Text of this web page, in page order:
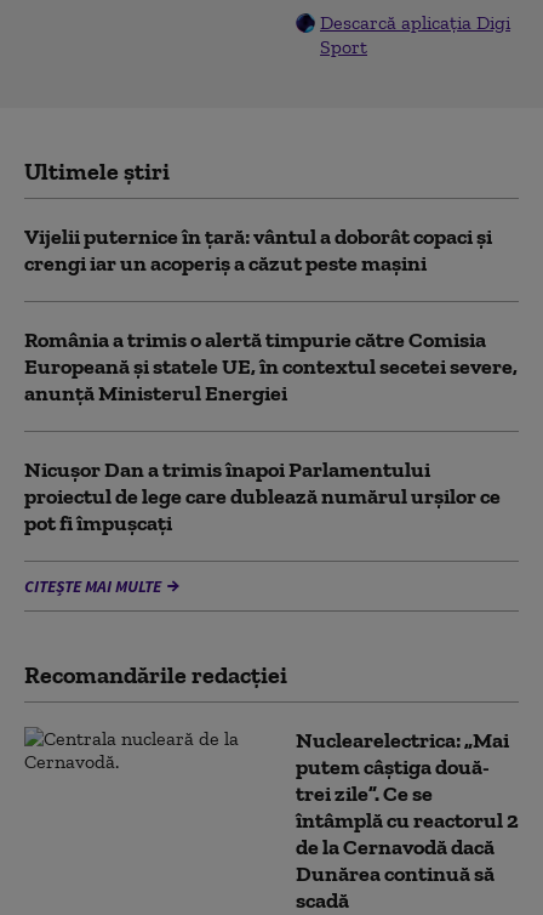
Descarcă aplicația Digi
Sport
Ultimele știri
Vijelii puternice în țară: vântul a doborât copaci și
crengi iar un acoperiș a căzut peste mașini
România a trimis o alertă timpurie către Comisia
Europeană și statele UE, în contextul secetei severe,
anunță Ministerul Energiei
Nicușor Dan a trimis înapoi Parlamentului
proiectul de lege care dublează numărul urșilor ce
pot fi împușcați
CITEȘTE MAI MULTE
Recomandările redacţiei
Nuclearelectrica: „Mai
putem câștiga două-
trei zile”. Ce se
întâmplă cu reactorul 2
de la Cernavodă dacă
Dunărea continuă să
scadă